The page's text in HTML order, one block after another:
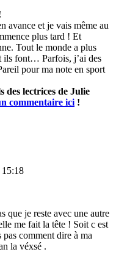
avance et je vais même au
plus tard ! Et
Tout le monde a plus
ils font… Parfois, j’ai des
pour ma note en sport
des lectrices de Julie
commentaire ici !
que je reste avec une autre
me fait la tête ! Soit c est
comment dire à ma
la véxsé .